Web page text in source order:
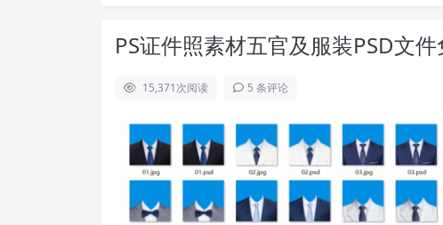
PS证件照素材五官及服装PSD文
15,371次阅读 5 条评论